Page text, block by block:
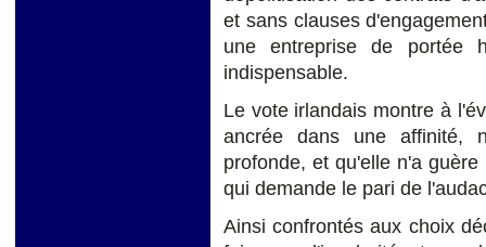
et sans clauses
une entreprise de portée
indispensable.
Le vote irlandais montre à
ancrée dans une affinité,
profonde, et qu'elle n'a
qui demande le pari de
Ainsi confrontés aux choix